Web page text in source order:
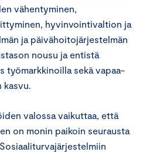
vähentyminen,
hyvinvointivaltion ja
ja päivähoitojärjestelmän
nousu ja entistä
työmarkkinoilla sekä vapaa-
kasvu.
valossa vaikuttaa, että
on monin paikoin seurausta